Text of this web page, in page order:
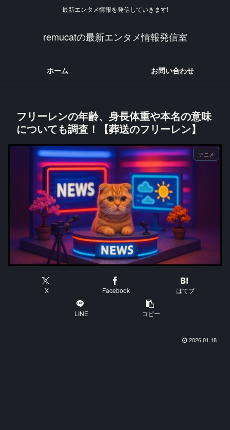
最新エンタメ情報を発信していきます!
remucatの最新エンタメ情報発信室
ホーム お問い合わせ
フリーレンの年齢、身長体重や本名の意味
についても調査！【葬送のフリーレン】
アニメ
X Facebook はてブ
LINE コピー
2026.01.18